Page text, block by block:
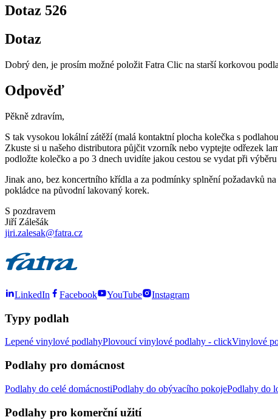
Dotaz 526
Dotaz
Dobrý den, je prosím možné položit Fatra Clic na starší korkovou
Odpověď
Pěkně zdravím,
S tak vysokou lokální zátěží (malá kontaktní plocha kolečka s
Zkuste si u našeho distributora půjčit vzorník nebo vyptejte odřezek
podložte kolečko a po 3 dnech uvidíte jakou cestou se vydat při
Jinak ano, bez koncertního křídla a za podmínky splnění požadavků
pokládce na původní lakovaný korek.
S pozdravem
Jiří Zálešák
jiri.zalesak@fatra.cz
LinkedIn Facebook YouTube Instagram
Typy podlah
Lepené vinylové podlahyPlovoucí vinylové podlahy - clickVinylové
Podlahy pro domácnost
Podlahy do celé domácnostiPodlahy do obývacího pokojePodlahy do
Podlahy pro komerční užití